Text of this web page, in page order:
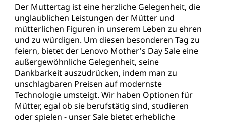
Der Muttertag ist eine herzliche Gelegenheit, die
unglaublichen Leistungen der Mütter und
mütterlichen Figuren in unserem Leben zu ehren
und zu würdigen. Um diesen besonderen Tag zu
feiern, bietet der Lenovo Mother's Day Sale eine
außergewöhnliche Gelegenheit, seine
Dankbarkeit auszudrücken, indem man zu
unschlagbaren Preisen auf modernste
Technologie umsteigt. Wir haben Optionen für
Mütter, egal ob sie berufstätig sind, studieren
oder spielen - unser Sale bietet erhebliche